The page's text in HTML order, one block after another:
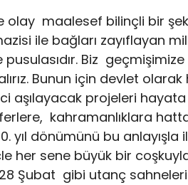
olay maalesef bilinçli bir
ile bağları zayıflayan
Biz
Bunun için devlet
aşılayacak projeleri
kahramanlıklara
yıl dönümünü bu anlayışla
her sene büyük bir
Şubat gibi utanç